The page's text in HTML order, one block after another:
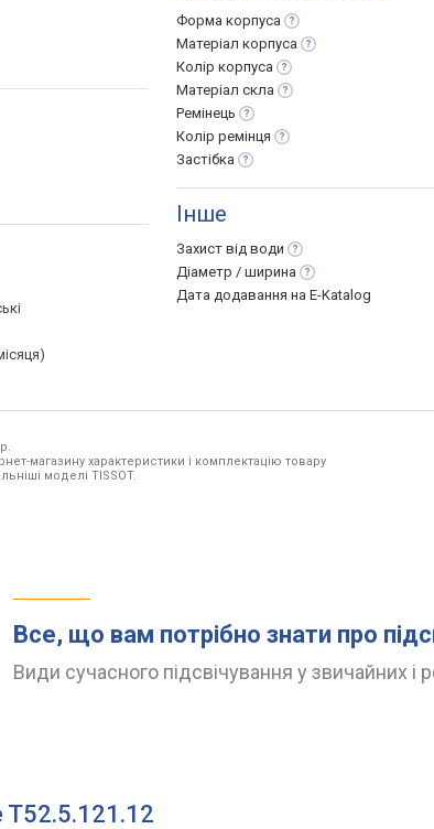
Форма корпуса
Матеріал корпуса
Колір корпуса
Матеріал скла
Ремінець
Колір ремінця
Застібка
Інше
Захист від води
Діаметр / ширина
Дата додавання на E-Katalog
магазину характеристики і комплектацію товару
моделі TISSOT.
Все, що вам потрібно знати про
Види сучасного підсвічування у звичайних і
T52.5.121.12